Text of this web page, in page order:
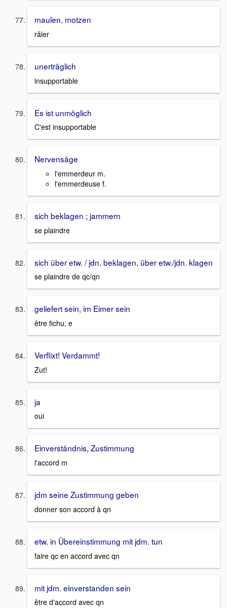
maulen, motzen
râler
unerträglich
insupportable
Es ist unmöglich
C'est insupportable
Nervensäge
l'emmerdeur m.
l'emmerdeuse f.
sich beklagen ; jammern
se plaindre
sich über etw. / jdn. beklagen, über etw./jdn. klagen
se plaindre de qc/qn
geliefert sein, im Eimer sein
être fichu, e
Verflixt! Verdammt!
Zut!
ja
oui
Einverständnis, Zustimmung
l'accord m
jdm seine Zustimmung geben
donner son accord à qn
etw. in Übereinstimmung mit jdm. tun
faire qc en accord avec qn
mit jdm. einverstanden sein
être d'accord avec qn